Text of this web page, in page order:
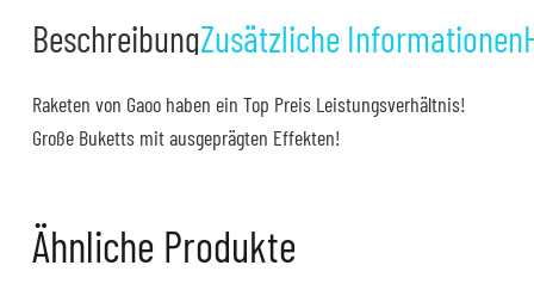
BeschreibungZusätzliche Informationen
Raketen von Gaoo haben ein Top Preis Leistungsverhältnis!
Große Buketts mit ausgeprägten Effekten!
Ähnliche Produkte